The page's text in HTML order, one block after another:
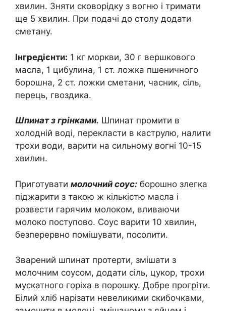
хвилин. Зняти сковорідку з вогню і тримати
ще 5 хвилин. При подачі до столу додати
сметану.
Інгредієнти: 1 кг моркви, 30 г вершкового
масла, 1 цибулина, 1 ст. ложка пшеничного
борошна, 2 ст. ложки сметани, часник, сіль,
перець, гвоздика.
Шпинат з грінками. Шпинат промити в
холодній воді, перекласти в каструлю, налити
трохи води, варити на сильному вогні 10-15
хвилин.
Приготувати молочний соус: борошно злегка
піджарити з такою ж кількістю масла і
розвести гарячим молоком, вливаючи
молоко поступово. Соус варити 10 хвилин,
безперервно помішувати, посолити.
Зварений шпинат протерти, змішати з
молочним соусом, додати сіль, цукор, трохи
мускатного горіха в порошку. Добре прогріти.
Білий хліб нарізати невеликими скибочками,